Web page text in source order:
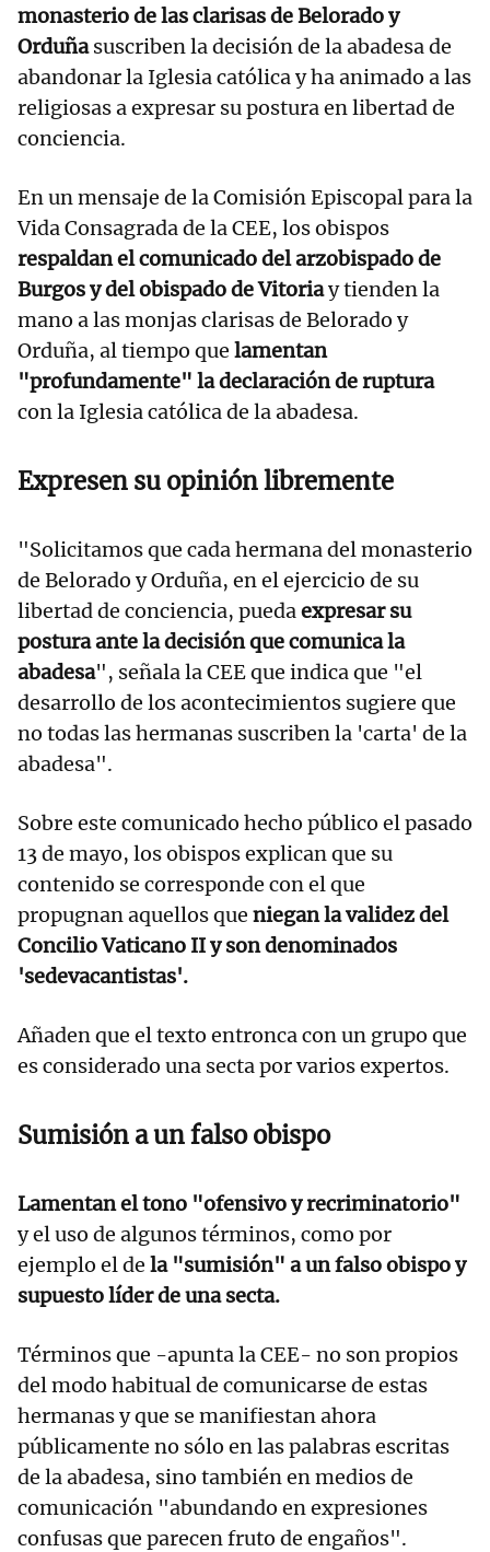
monasterio de las clarisas de Belorado y
Orduñasuscriben la decisión de la abadesa de
abandonar la Iglesia católica y ha animado a las
religiosas a expresar su postura en libertad de
conciencia.
En un mensaje de la Comisión Episcopal para la
Vida Consagrada de la CEE, los obispos
respaldan el comunicado del arzobispado de
Burgos y del obispado de Vitoriay tienden la
mano a las monjas clarisas de Belorado y
Orduña, al tiempo que lamentan
"profundamente" la declaración de ruptura
con la Iglesia católica de la abadesa.
Expresen su opinión libremente
"Solicitamos que cada hermana del monasterio
de Belorado y Orduña, en el ejercicio de su
libertad de conciencia, puedaexpresar su
postura ante la decisión que comunica la
abadesa", señala la CEE que indica que "el
desarrollo de los acontecimientos sugiere que
no todas las hermanas suscriben la 'carta' de la
abadesa".
Sobre este comunicado hecho público el pasado
13 de mayo, los obispos explican que su
contenido se corresponde con el que
propugnan aquellos que niegan la validez del
Concilio Vaticano II y son denominados
'sedevacantistas'.
Añaden que el texto entronca con un grupo que
es considerado una secta por varios expertos.
Sumisión a un falso obispo
Lamentan el tono "ofensivo y recriminatorio"
y el uso de algunos términos, como por
ejemplo el de la "sumisión" a un falso obispo y
supuesto líder de una secta.
Términos que -apunta la CEE- no son propios
del modo habitual de comunicarse de estas
hermanas y que se manifiestan ahora
públicamente no sólo en las palabras escritas
de la abadesa, sino también en medios de
comunicación "abundando en expresiones
confusas que parecen fruto de engaños".